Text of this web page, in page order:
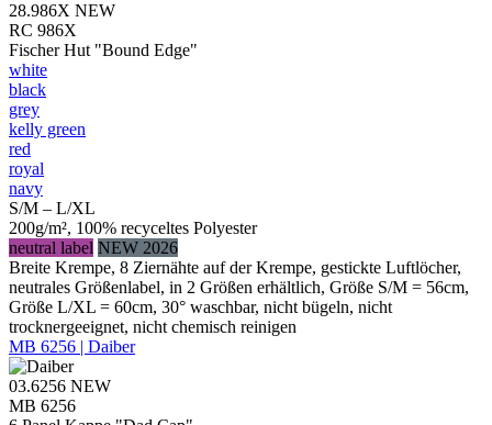
28.986X NEW
RC 986X
Fischer Hut "Bound Edge"
white
black
grey
kelly green
red
royal
navy
S/M – L/XL
200g/m², 100% recyceltes Polyester
neutral label NEW 2026
Breite Krempe, 8 Ziernähte auf der Krempe, gestickte Luftlöcher,
neutrales Größenlabel, in 2 Größen erhältlich, Größe S/M = 56cm,
Größe L/XL = 60cm, 30° waschbar, nicht bügeln, nicht
trocknergeeignet, nicht chemisch reinigen
MB 6256 | Daiber
03.6256 NEW
MB 6256